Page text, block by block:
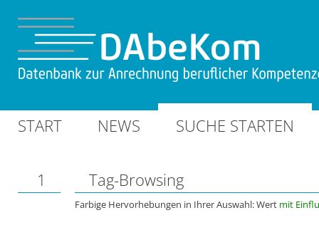
START NEWS SUCHE STARTEN
1 Tag-Browsing
Farbige Hervorhebungen in Ihrer Auswahl: Wert mit